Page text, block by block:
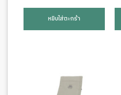
หยิบใส่ตะกร้า